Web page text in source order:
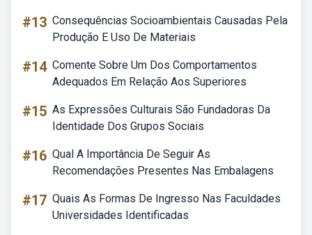
#13 Consequências Socioambientais Causadas Pela
Produção E Uso De Materiais
#14 Comente Sobre Um Dos Comportamentos
Adequados Em Relação Aos Superiores
#15 As Expressões Culturais São Fundadoras Da
Identidade Dos Grupos Sociais
#16 Qual A Importância De Seguir As
Recomendações Presentes Nas Embalagens
#17 Quais As Formas De Ingresso Nas Faculdades
Universidades Identificadas